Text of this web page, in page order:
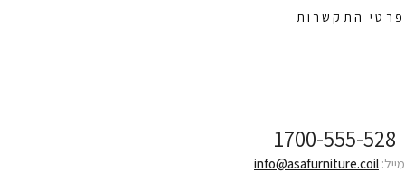
פרטי התקשרות
1700-555-528
מייל: info@asafurniture.coil